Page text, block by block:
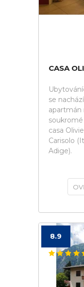
CASA
se
apartmán
casa
Carisolo
Adige).
8.9